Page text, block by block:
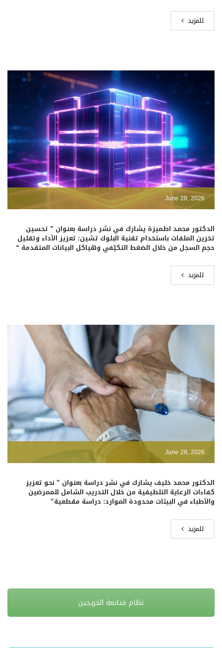
للمزيد
June 28, 2026
الدكتور محمد اطميزة يشارك في نشر دراسة بعنوان ” تحسين
تخزين الملفات باستخدام تقنية البلوك تشين: تعزيز الأداء وتقليل
حجم السجل من خلال الضغط التكيّفي وهياكل البيانات المتقدمة “
للمزيد
June 28, 2026
الدكتور محمد خليف يشارك في نشر دراسة بعنوان ” نحو تعزيز
كفاءات الرعاية التلطيفية من خلال التدريب الشامل للممرضين
والأطباء في البيئات محدودة الموارد: دراسة مقطعية”
للمزيد
نظام متابعة الخريجين